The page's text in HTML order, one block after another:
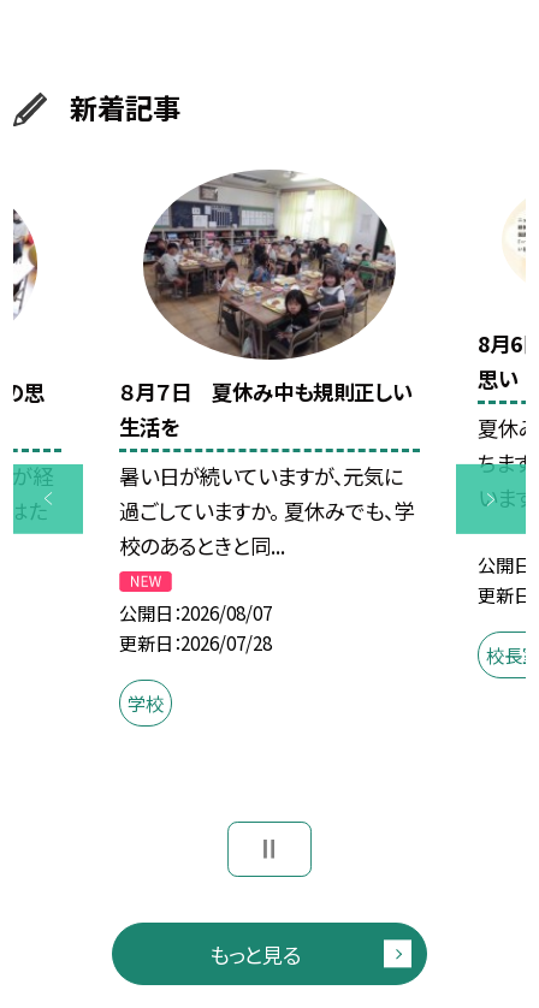
新着記事
思
が経
はた
８月７日 夏休み中も規則正しい
生活を
暑い日が続いていますが、元気に
過ごしていますか。 夏休みでも、学
校のあるときと同...
公開日 2026/08/07
更新日 2026/07/28
学校
8月6
思い
夏休
ちま
いま
公開日
更新日
校長
もっと見る